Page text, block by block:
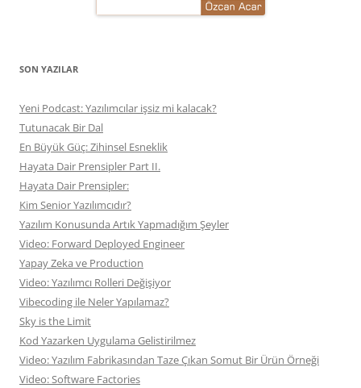
SON YAZILAR
Yeni Podcast: Yazılımcılar işsiz mi kalacak?
Tutunacak Bir Dal
En Büyük Güç: Zihinsel Esneklik
Hayata Dair Prensipler Part II.
Hayata Dair Prensipler:
Kim Senior Yazılımcıdır?
Yazılım Konusunda Artık Yapmadığım Şeyler
Video: Forward Deployed Engineer
Yapay Zeka ve Production
Video: Yazılımcı Rolleri Değişiyor
Vibecoding ile Neler Yapılamaz?
Sky is the Limit
Kod Yazarken Uygulama Gelistirilmez
Video: Yazılım Fabrikasından Taze Çıkan Somut Bir Ürün Örneği
Video: Software Factories